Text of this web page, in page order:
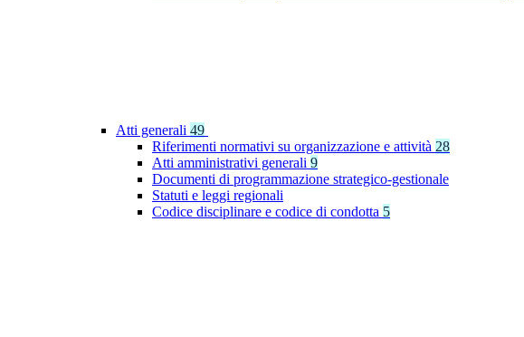
Atti generali 49
Riferimenti normativi su organizzazione e attività 28
Atti amministrativi generali 9
Documenti di programmazione strategico-gestionale
Statuti e leggi regionali
Codice disciplinare e codice di condotta 5